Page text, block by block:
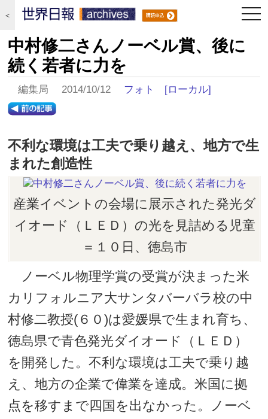
＜
中村修二さんノーベル賞、後に
続く若者に力を
編集局 2014/10/12 フォト [ローカル]
不利な環境は工夫で乗り越え、地方で生
まれた創造性
産業イベントの会場に展示された発光ダ
イオード（ＬＥＤ）の光を見詰める児童
＝１０日、徳島市
ノーベル物理学賞の受賞が決まった米
カリフォルニア大サンタバーバラ校の中
村修二教授(６０)は愛媛県で生まれ育ち、
徳島県で青色発光ダイオード（ＬＥＤ）
を開発した。不利な環境は工夫で乗り越
え、地方の企業で偉業を達成。米国に拠
点を移すまで四国を出なかった。ノーベ